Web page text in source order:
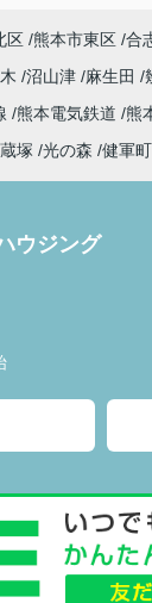
区 熊本市東区 合
沼山津 麻生田
熊本電気鉄道 熊
塚 光の森 健軍町
ウジング